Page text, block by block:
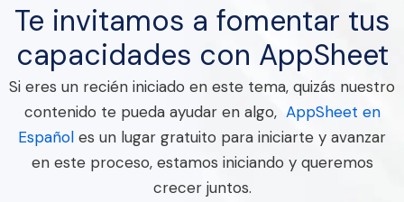
Te invitamos a fomentar tus
capacidades con AppSheet
Si eres un recién iniciado en este tema, quizás nuestro
contenido te pueda ayudar en algo, AppSheet en
Español es un lugar gratuito para iniciarte y avanzar
en este proceso, estamos iniciando y queremos
crecer juntos.